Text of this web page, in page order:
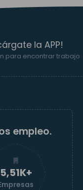
la APP!
para encontrar trabajo
empleo.
5,52K+